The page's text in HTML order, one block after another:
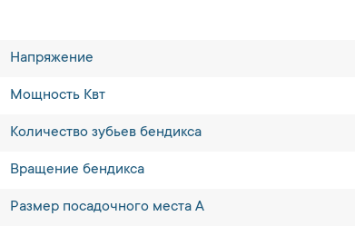
Напряжение
Мощность Квт
Количество зубьев бендикса
Вращение бендикса
Размер посадочного места A